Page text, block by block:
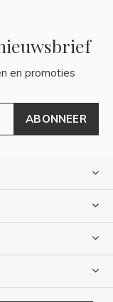
en promoties
ABONNEER